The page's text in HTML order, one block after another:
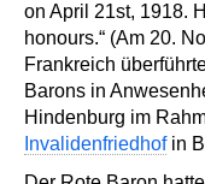
on April 21st, 1918.
honours.“ (Am 20.
Frankreich
Barons in
Hindenburg im
Invalidenfriedhofin